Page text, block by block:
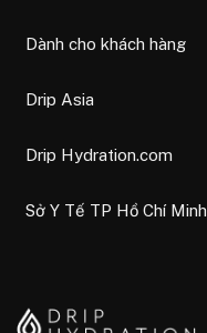
Dành cho khách hàng
Drip Asia
Drip Hydration.com
Sở Y Tế TP Hồ Chí Minh